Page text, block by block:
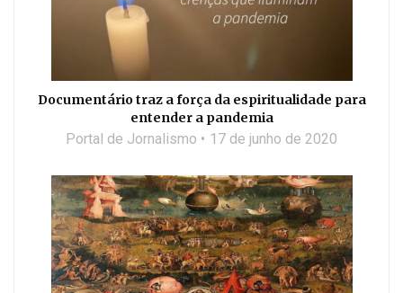
Documentário traz a força da espiritualidade para
entender a pandemia
Portal de Jornalismo 17 de junho de 2020